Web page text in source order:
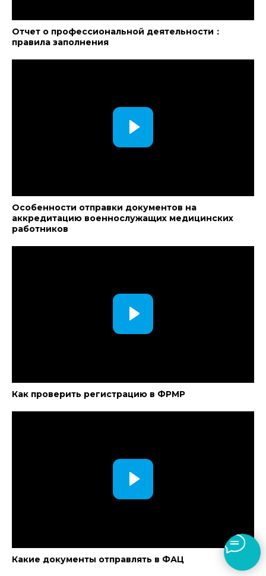
Отчет о профессиональной деятельности：
правила заполнения
Особенности отправки документов на
аккредитацию военнослужащих медицинских
работников
Как проверить регистрацию в ФРМР
Какие документы отправлять в ФАЦ